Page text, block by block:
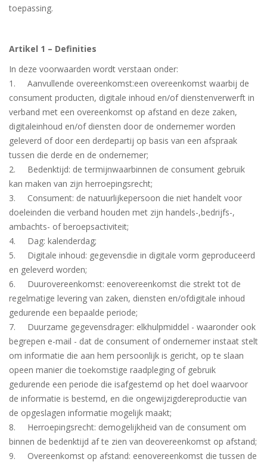
toepassing.
Artikel 1 – Definities
In deze voorwaarden wordt verstaan onder:
1. Aanvullende overeenkomst:een overeenkomst waarbij de
consument producten, digitale inhoud en/of dienstenverwerft in
verband met een overeenkomst op afstand en deze zaken,
digitaleinhoud en/of diensten door de ondernemer worden
geleverd of door een derdepartij op basis van een afspraak
tussen die derde en de ondernemer;
2. Bedenktijd: de termijnwaarbinnen de consument gebruik
kan maken van zijn herroepingsrecht;
3. Consument: de natuurlijkepersoon die niet handelt voor
doeleinden die verband houden met zijn handels-,bedrijfs-,
ambachts- of beroepsactiviteit;
4. Dag: kalenderdag;
5. Digitale inhoud: gegevensdie in digitale vorm geproduceerd
en geleverd worden;
6. Duurovereenkomst: eenovereenkomst die strekt tot de
regelmatige levering van zaken, diensten en/ofdigitale inhoud
gedurende een bepaalde periode;
7. Duurzame gegevensdrager: elkhulpmiddel - waaronder ook
begrepen e-mail - dat de consument of ondernemer instaat stelt
om informatie die aan hem persoonlijk is gericht, op te slaan
opeen manier die toekomstige raadpleging of gebruik
gedurende een periode die isafgestemd op het doel waarvoor
de informatie is bestemd, en die ongewijzigdereproductie van
de opgeslagen informatie mogelijk maakt;
8. Herroepingsrecht: demogelijkheid van de consument om
binnen de bedenktijd af te zien van deovereenkomst op afstand;
9. Overeenkomst op afstand: eenovereenkomst die tussen de